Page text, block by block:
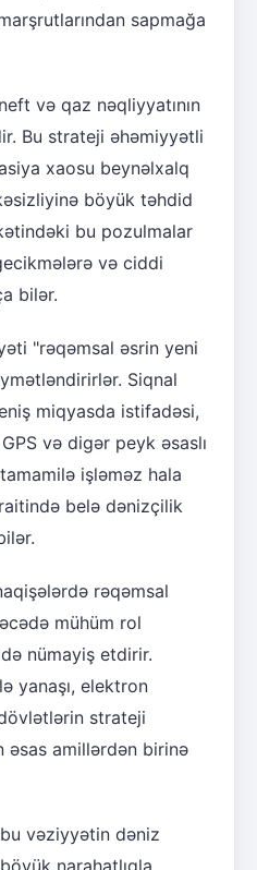
sapmağa
və qaz nəqliyyatının
Bu strateji əhəmiyyətli
xaosu beynəlxalq
böyük təhdid
bu pozulmalar
və ciddi
bilər.
"rəqəmsal əsrin yeni
Siqnal
miqyasda istifadəsi,
və digər peyk əsaslı
işləməz hala
belə dənizçilik
rəqəmsal
mühüm rol
nümayiş etdirir.
yanaşı, elektron
strateji
əsas amillərdən birinə
vəziyyətin dəniz
narahatlıqla